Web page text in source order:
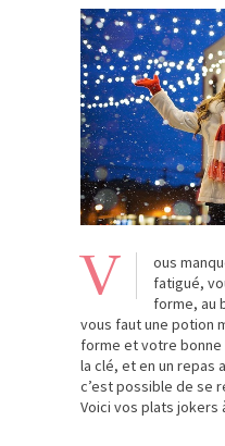
V
ous
fatigué,
forme, au
vous faut une potion
forme et votre bonne
la clé, et en un repas
c’est possible de se
Voici vos plats jokers